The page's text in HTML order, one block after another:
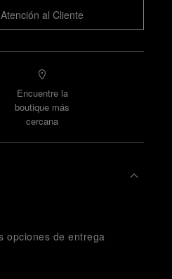
Atención al Cliente
Encuentre la
boutique más
cercana
opciones de entrega